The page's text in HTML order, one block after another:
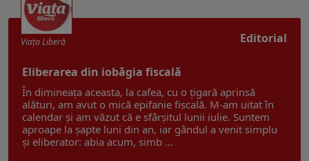
Editorial
Viaţa Liberă
Eliberarea din iobăgia fiscală
În dimineața aceasta, la cafea, cu o țigară aprinsă
alături, am avut o mică epifanie fiscală. M-am uitat în
calendar și am văzut că e sfârșitul lunii iulie. Suntem
aproape la șapte luni din an, iar gândul a venit simplu
și eliberator: abia acum, simb ...